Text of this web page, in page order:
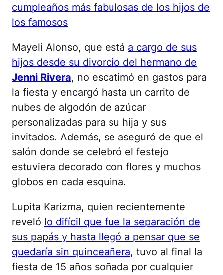
cumpleaños más fabulosas de los hijos de
los famosos
Mayeli Alonso, que está a cargo de sus
hijos desde su divorcio del hermano de
Jenni Rivera, no escatimó en gastos para
la fiesta y encargó hasta un carrito de
nubes de algodón de azúcar
personalizadas para su hija y sus
invitados. Además, se aseguró de que el
salón donde se celebró el festejo
estuviera decorado con flores y muchos
globos en cada esquina.
Lupita Karizma, quien recientemente
reveló lo difícil que fue la separación de
sus papás y hasta llegó a pensar que se
quedaría sin quinceañera, tuvo al final la
fiesta de 15 años soñada por cualquier